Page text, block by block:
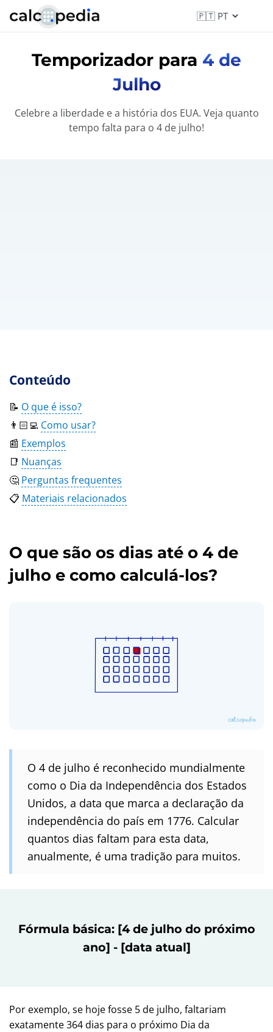
Temporizador para 4 de
Julho
Celebre a liberdade e a história dos EUA. Veja quanto
tempo falta para o 4 de julho!
Conteúdo
📝 O que é isso?
👨🏻‍💻 Como usar?
📰 Exemplos
📑 Nuanças
🤔 Perguntas frequentes
📋 Materiais relacionados
O que são os dias até o 4 de
julho e como calculá-los?
O 4 de julho é reconhecido mundialmente
como o Dia da Independência dos Estados
Unidos, a data que marca a declaração da
independência do país em 1776. Calcular
quantos dias faltam para esta data,
anualmente, é uma tradição para muitos.
Fórmula básica: [4 de julho do próximo
ano] - [data atual]
Por exemplo, se hoje fosse 5 de julho, faltariam
exatamente 364 dias para o próximo Dia da